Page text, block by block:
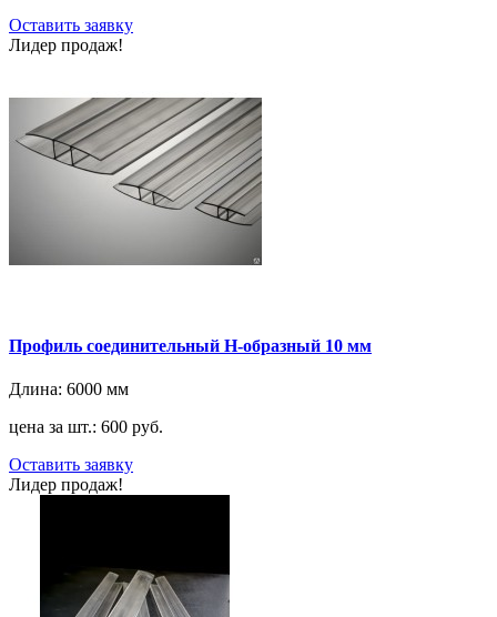
Оставить заявку
Лидер продаж!
Профиль соединительный H-образный 10 мм
Длина: 6000 мм
цена за шт.: 600 руб.
Оставить заявку
Лидер продаж!